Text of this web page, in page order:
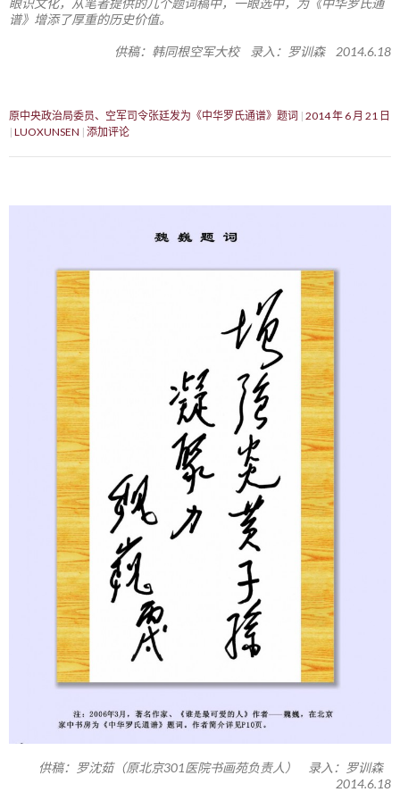
谱》增添了厚重的历史价值。
供稿：韩同根空军大校 录入：罗训森 2014.6.18
原中央政治局委员、空军司令张廷发为《中华罗氏通谱》题词 2014 年 6 月 21 日
LUOXUNSEN 添加评论
供稿：罗沈茹（原北京301医院书画苑负责人） 录入：罗训森
2014.6.18